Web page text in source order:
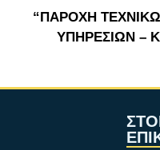
“ΠΑΡΟΧΗ
ΥΠΗΡΕΣΙΩΝ –